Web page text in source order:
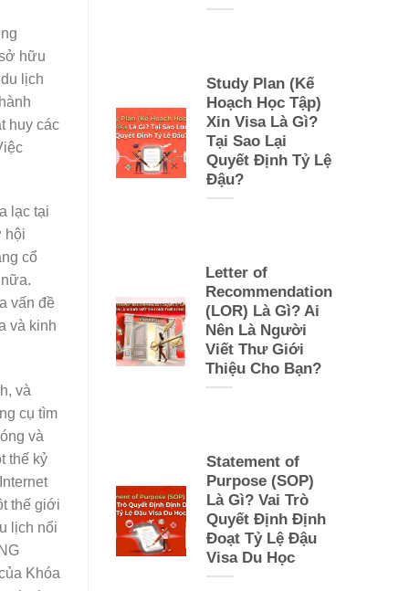
hữu
lịch
huy các
lạc tại
hội
cổ
vấn đề
và kinh
và
cụ tìm
và
thế kỷ
thế giới
lịch nổi
Khóa
Study Plan (Kế
Hoạch Học Tập)
Xin Visa Là Gì?
Tại Sao Lại
Quyết Định Tỷ Lệ
Đậu?
Letter of
Recommendation
(LOR) Là Gì? Ai
Nên Là Người
Viết Thư Giới
Thiệu Cho Bạn?
Statement of
Purpose (SOP)
Là Gì? Vai Trò
Quyết Định Định
Đoạt Tỷ Lệ Đậu
Visa Du Học